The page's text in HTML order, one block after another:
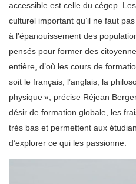
accessible est celle du cégep.
culturel important qu’il ne faut
à l’épanouissement des
pensés pour former des
entière, d’où les cours de
soit le français, l’anglais, la
physique », précise Réjean
désir de formation globale, les
très bas et permettent aux
d’explorer ce qui les passionne.